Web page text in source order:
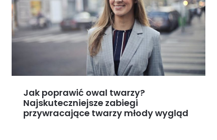
Jak poprawić owal twarzy?
Najskuteczniejsze zabiegi
przywracające twarzy młody wygląd